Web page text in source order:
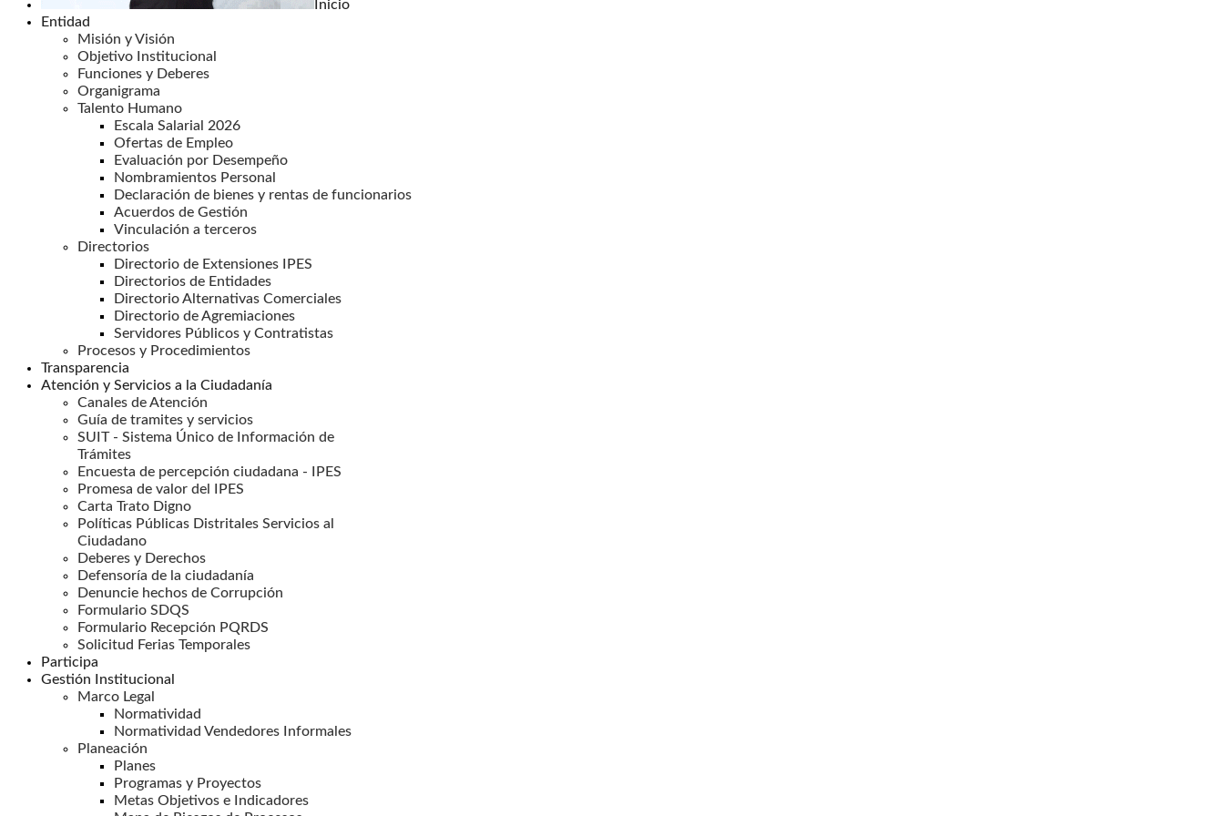
Inicio
Entidad
Misión y Visión
Objetivo Institucional
Funciones y Deberes
Organigrama
Talento Humano
Escala Salarial 2026
Ofertas de Empleo
Evaluación por Desempeño
Nombramientos Personal
Declaración de bienes y rentas de funcionarios
Acuerdos de Gestión
Vinculación a terceros
Directorios
Directorio de Extensiones IPES
Directorios de Entidades
Directorio Alternativas Comerciales
Directorio de Agremiaciones
Servidores Públicos y Contratistas
Procesos y Procedimientos
Transparencia
Atención y Servicios a la Ciudadanía
Canales de Atención
Guía de tramites y servicios
SUIT - Sistema Único de Información de
Trámites
Encuesta de percepción ciudadana - IPES
Promesa de valor del IPES
Carta Trato Digno
Políticas Públicas Distritales Servicios al
Ciudadano
Deberes y Derechos
Defensoría de la ciudadanía
Denuncie hechos de Corrupción
Formulario SDQS
Formulario Recepción PQRDS
Solicitud Ferias Temporales
Participa
Gestión Institucional
Marco Legal
Normatividad
Normatividad Vendedores Informales
Planeación
Planes
Programas y Proyectos
Metas Objetivos e Indicadores